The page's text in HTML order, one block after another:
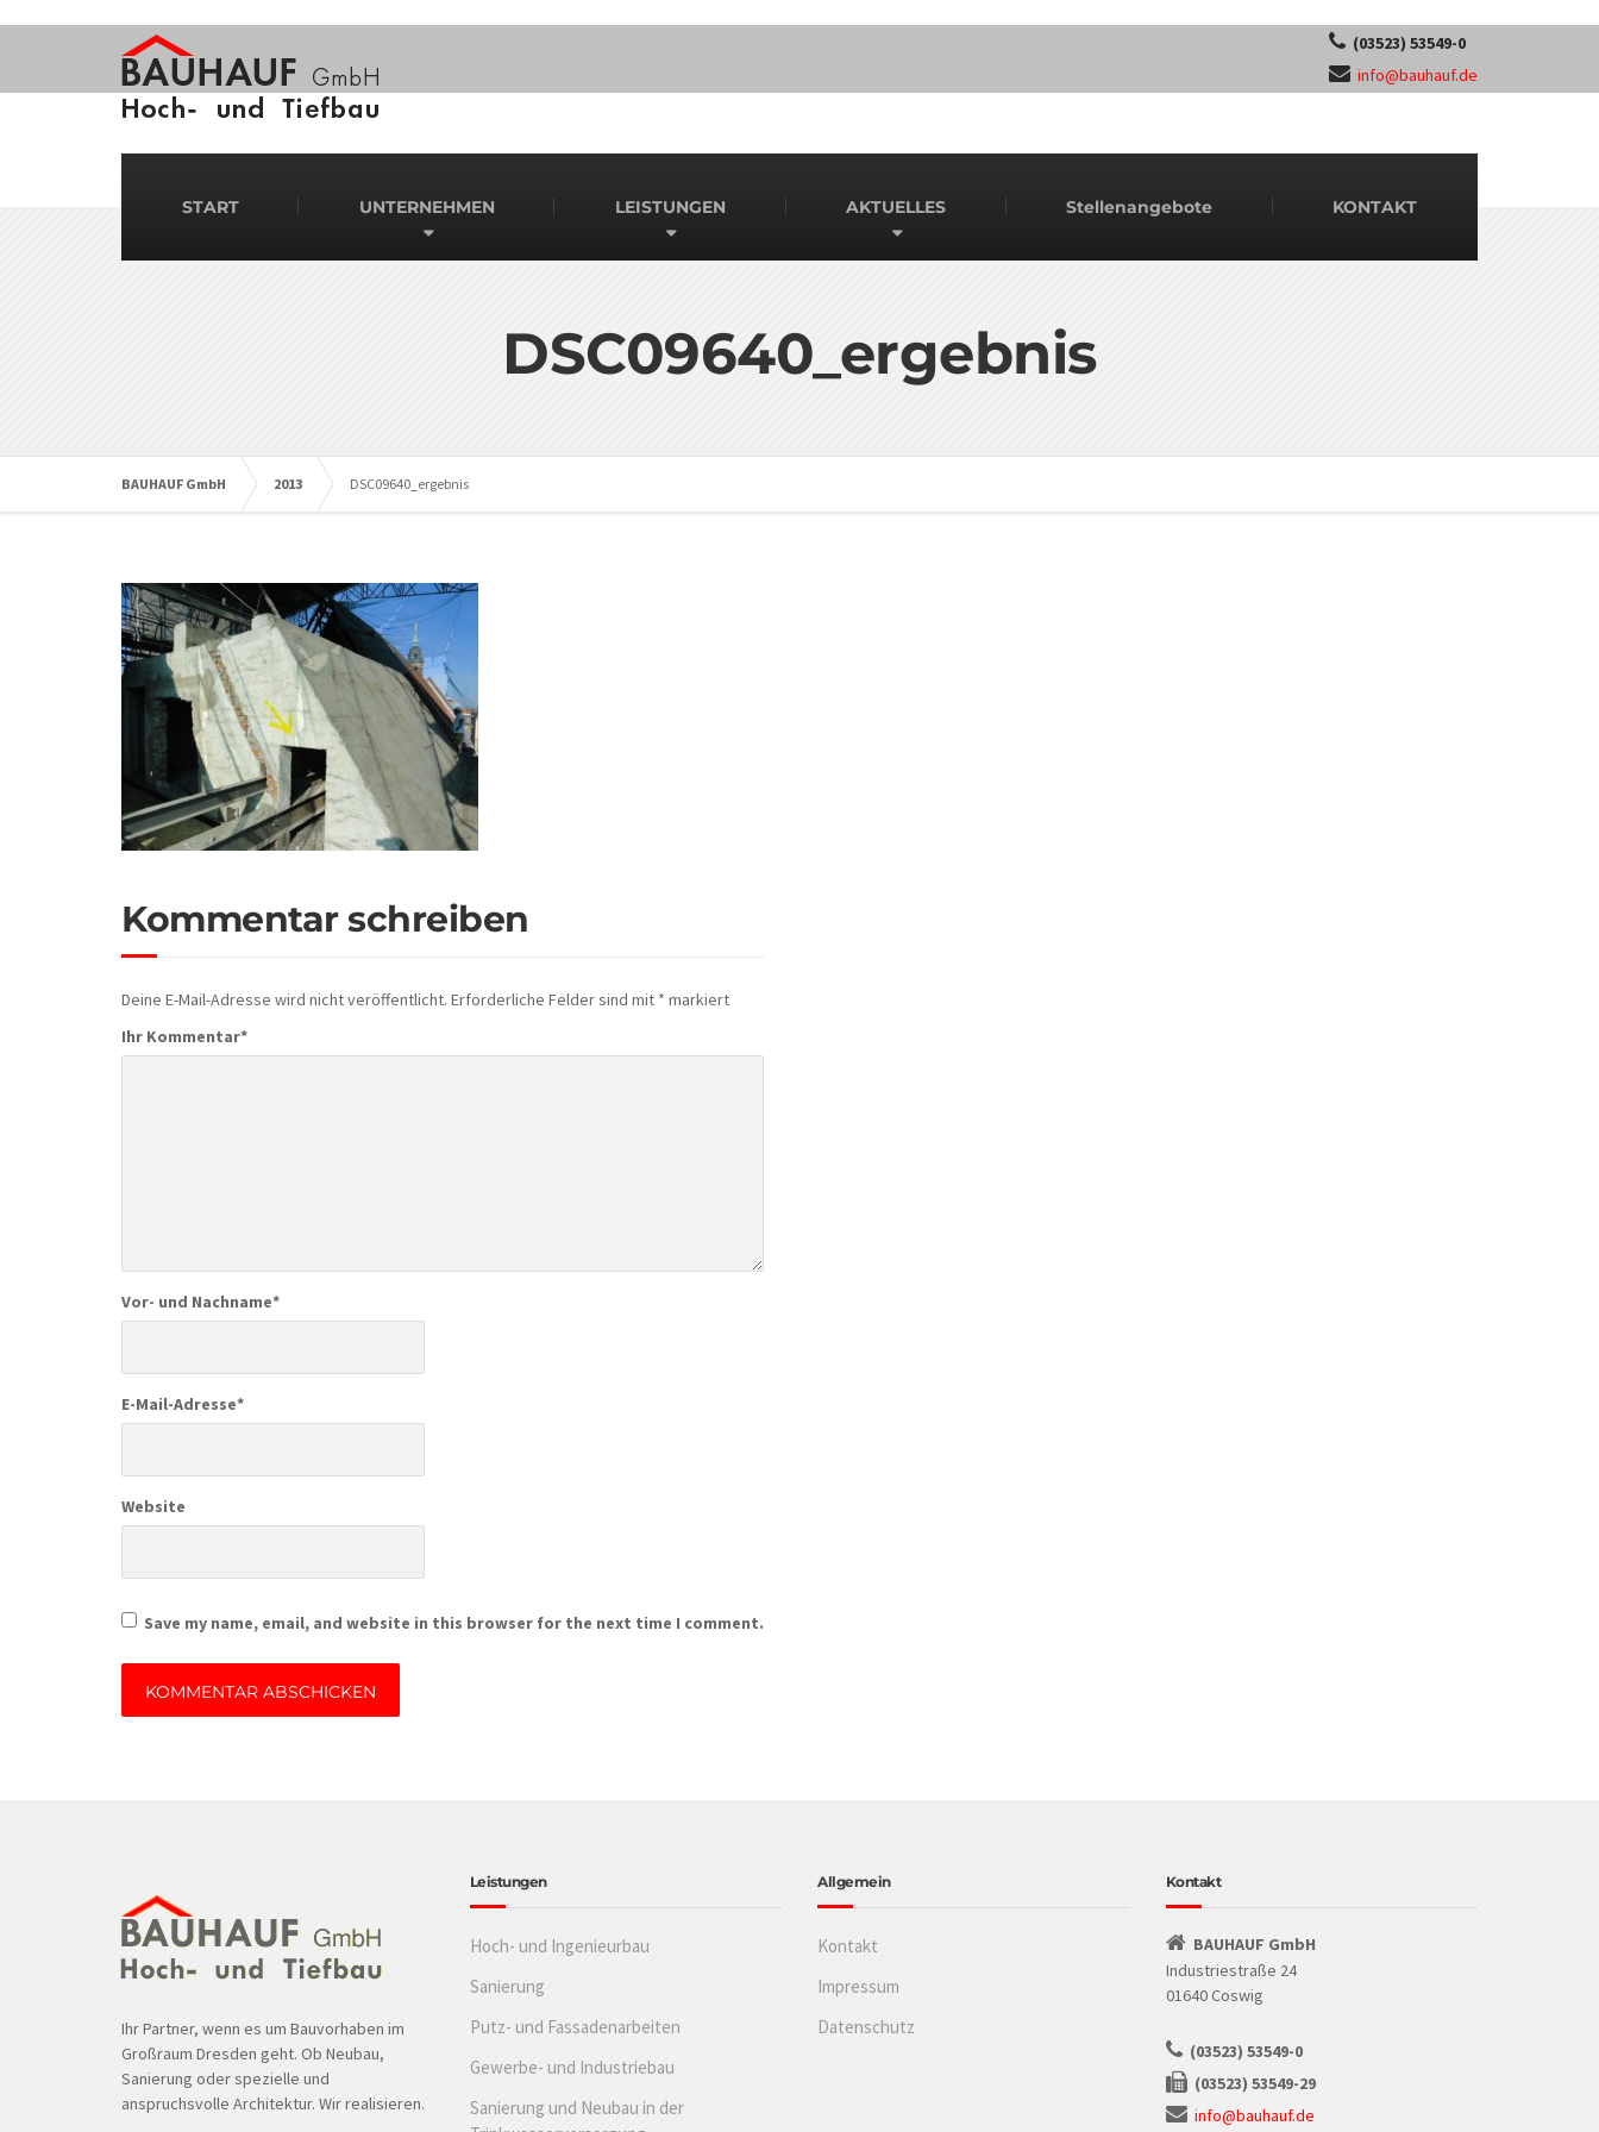
(03523) 53549-0
info@bauhauf.de
START UNTERNEHMEN LEISTUNGEN AKTUELLES Stellenangebote KONTAKT
DSC09640_ergebnis
BAUHAUF GmbH 2013 DSC09640_ergebnis
Kommentar schreiben
Deine E-Mail-Adresse wird nicht veröffentlicht. Erforderliche Felder sind mit * markiert
Ihr Kommentar*
Vor- und Nachname*
E-Mail-Adresse*
Website
Save my name, email, and website in this browser for the next time I comment.
Ihr Partner, wenn es um Bauvorhaben im
Großraum Dresden geht. Ob Neubau,
Sanierung oder spezielle und
anspruchsvolle Architektur. Wir realisieren.
Leistungen
Hoch- und Ingenieurbau
Sanierung
Putz- und Fassadenarbeiten
Gewerbe- und Industriebau
Sanierung und Neubau in der
Allgemein
Kontakt
Impressum
Datenschutz
Kontakt
BAUHAUF GmbH
Industriestraße 24
01640 Coswig
(03523) 53549-0
(03523) 53549-29
info@bauhauf.de